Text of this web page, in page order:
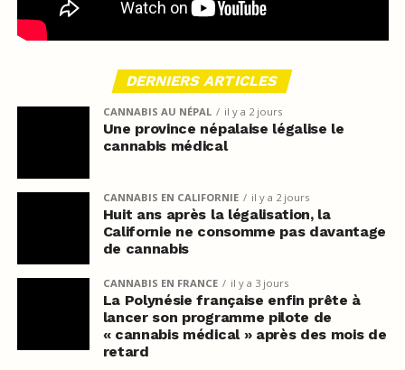
DERNIERS ARTICLES
CANNABIS AU NÉPAL il y a 2 jours
Une province népalaise légalise le
cannabis médical
CANNABIS EN CALIFORNIE il y a 2 jours
Huit ans après la légalisation, la
Californie ne consomme pas davantage
de cannabis
CANNABIS EN FRANCE il y a 3 jours
La Polynésie française enfin prête à
lancer son programme pilote de
« cannabis médical » après des mois de
retard